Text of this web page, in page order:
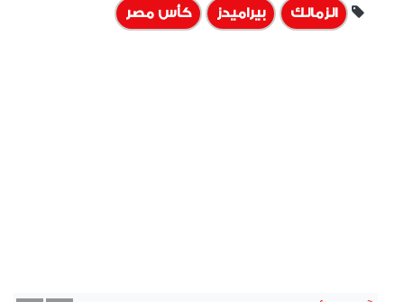
الزمالك بيراميدز كأس مصر